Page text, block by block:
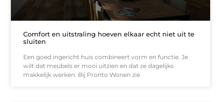
Comfort en uitstraling hoeven elkaar echt niet uit te
sluiten
Een goed ingericht huis combineert vorm en functie. Je
wilt dat meubels er mooi uitzien en dat ze dagelijks
makkelijk werken. Bij Pronto Wonen zie